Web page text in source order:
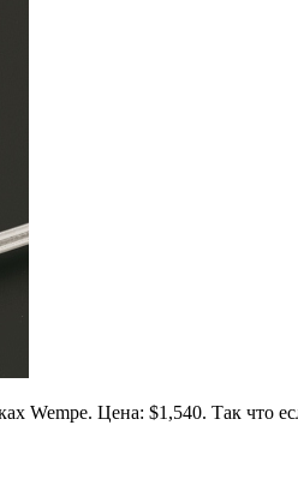
Wempe. Цена: $1,540. Так что